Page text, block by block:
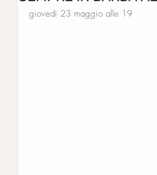
giovedì 23 maggio alle 19